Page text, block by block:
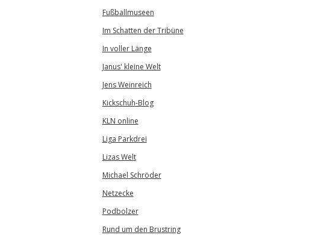
Fußballmuseen
Im Schatten der Tribüne
In voller Länge
Janus' kleine Welt
Jens Weinreich
Kickschuh-Blog
KLN online
Liga Parkdrei
Lizas Welt
Michael Schröder
Netzecke
Podbolzer
Rund um den Brustring